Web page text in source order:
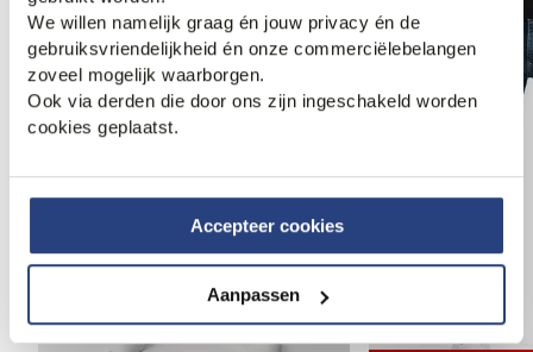
We willen namelijk graag én jouw privacy én de
gebruiksvriendelijkheid én onze commerciëlebelangen
zoveel mogelijk waarborgen.
Ook via derden die door ons zijn ingeschakeld worden
cookies geplaatst.
Accepteer cookies
Aanpassen